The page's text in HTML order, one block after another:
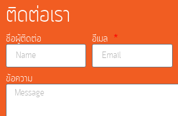
ติดต่อเรา
ชื่อผู้ติดต่อ อีเมล
ข้อความ